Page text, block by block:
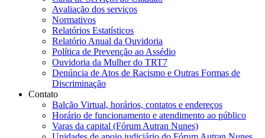
Avaliação dos serviços
Normativos
Relatórios Estatísticos
Relatório Anual da Ouvidoria
Política de Prevenção ao Assédio
Ouvidoria da Mulher do TRT7
Denúncia de Atos de Racismo e Outras Formas de
Discriminação
Contato
Balcão Virtual, horários, contatos e endereços
Horário de funcionamento e atendimento ao público
Varas da capital (Fórum Autran Nunes)